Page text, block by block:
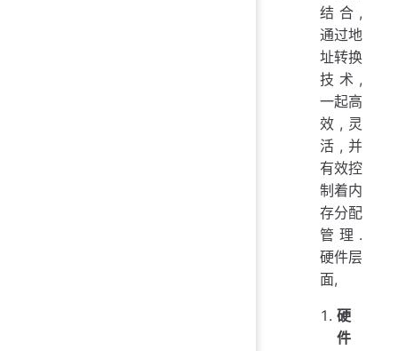
结合,
通过地
址转换
技术,
一起高
效,灵
活,并
有效控
制着内
存分配
管理.
硬件层
面,
硬
件